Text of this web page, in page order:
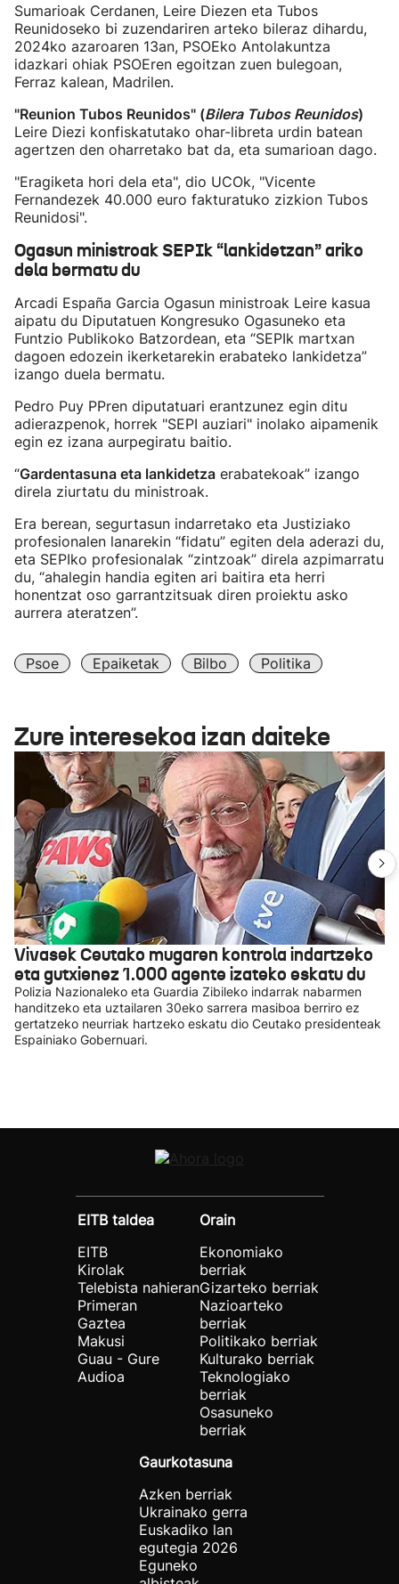
Sumarioak Cerdanen, Leire Diezen eta Tubos
Reunidoseko bi zuzendariren arteko bileraz dihardu,
2024ko azaroaren 13an, PSOEko Antolakuntza
idazkari ohiak PSOEren egoitzan zuen bulegoan,
Ferraz kalean, Madrilen.
"Reunion Tubos Reunidos" (Bilera Tubos Reunidos)
Leire Diezi konfiskatutako ohar-libreta urdin batean
agertzen den oharretako bat da, eta sumarioan dago.
"Eragiketa hori dela eta", dio UCOk, "Vicente
Fernandezek 40.000 euro fakturatuko zizkion Tubos
Reunidosi".
Ogasun ministroak SEPIk “lankidetzan” ariko
dela bermatu du
Arcadi España Garcia Ogasun ministroak Leire kasua
aipatu du Diputatuen Kongresuko Ogasuneko eta
Funtzio Publikoko Batzordean, eta “SEPIk martxan
dagoen edozein ikerketarekin erabateko lankidetza”
izango duela bermatu.
Pedro Puy PPren diputatuari erantzunez egin ditu
adierazpenok, horrek "SEPI auziari" inolako aipamenik
egin ez izana aurpegiratu baitio.
“Gardentasuna eta lankidetza erabatekoak” izango
direla ziurtatu du ministroak.
Era berean, segurtasun indarretako eta Justiziako
profesionalen lanarekin “fidatu” egiten dela aderazi du,
eta SEPIko profesionalak “zintzoak” direla azpimarratu
du, “ahalegin handia egiten ari baitira eta herri
honentzat oso garrantzitsuak diren proiektu asko
aurrera ateratzen”.
Psoe Epaiketak Bilbo Politika
Zure interesekoa izan daiteke
Vivasek Ceutako mugaren kontrola indartzeko
eta gutxienez 1.000 agente izateko eskatu du
Polizia Nazionaleko eta Guardia Zibileko indarrak nabarmen
handitzeko eta uztailaren 30eko sarrera masiboa berriro ez
gertatzeko neurriak hartzeko eskatu dio Ceutako presidenteak
Espainiako Gobernuari.
EITB taldea
EITB
Kirolak
Telebista nahieran
Primeran
Gaztea
Makusi
Guau - Gure
Audioa
Orain
Ekonomiako
berriak
Gizarteko berriak
Nazioarteko
berriak
Politikako berriak
Kulturako berriak
Teknologiako
berriak
Osasuneko
berriak
Gaurkotasuna
Azken berriak
Ukrainako gerra
Euskadiko lan
egutegia 2026
Eguneko